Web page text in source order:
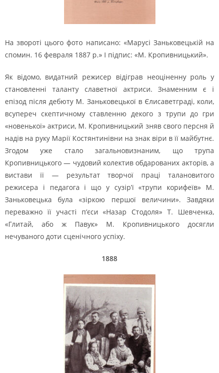
На звороті цього фото написано: «Марусі Заньковецькій на
спомин. 16 февраля 1887 р.» І підпис: «М. Кропивницький».
Як відомо, видатний режисер відіграв неоціненну роль у
становленні таланту славетної актриси. Знаменним є і
епізод після дебюту М. Заньковецької в Єлисаветграді, коли,
всупереч скептичному ставленню декого з трупи до гри
«новенької» актриси, М. Кропивницький зняв свого персня й
надів на руку Марії Костянтинівни на знак віри в її майбутнє.
Згодом уже стало загальновизнаним, що трупа
Кропивницького — чудовий колектив обдарованих акторів, а
вистави її — результат творчої праці талановитого
режисера і педагога і що у сузір’ї «трупи корифеїв» М.
Заньковецька була «зіркою першої величини». Завдяки
переважно її участі п’єси «Назар Стодоля» Т. Шевченка,
«Глитай, або ж Павук» М. Кропивницького досягли
нечуваного доти сценічного успіху.
1888